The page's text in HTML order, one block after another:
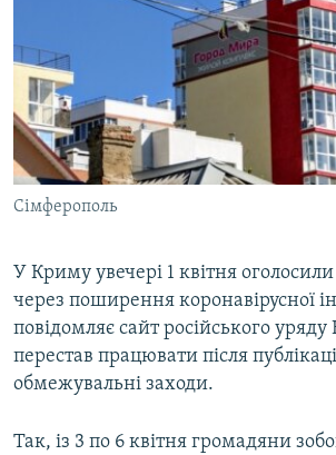
ДЕПОРТАЦІЯ
ВІДЕОУРОКИ «ELIFBE»
СВІДЧЕННЯ ОКУПАЦІЇ
УКРАЇНСЬКА ПРОБЛЕМА КРИМУ
ІНФОГРАФІКА
ЯК ОБІЙТИ БЛОКУВАННЯ
Русский
Qırımtatar
ДОЛУЧАЙСЯ!
Усі сайти RFE/RL
Сімферополь
У Криму увечері 1 квітня
через поширення коронавірусної
повідомляє сайт російського
перестав працювати після
обмежувальні заходи.
Так, із 3 по 6 квітня громадяни